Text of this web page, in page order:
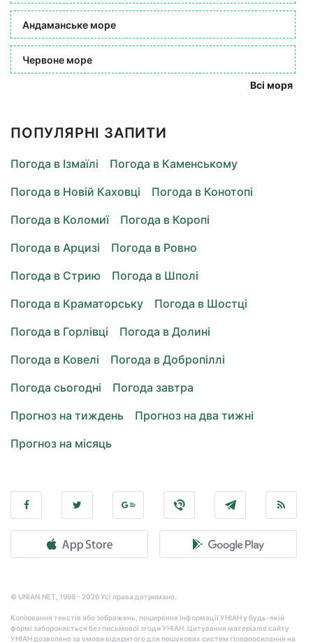
Андаманське море
Червоне море
Всі моря
ПОПУЛЯРНІ ЗАПИТИ
Погода в Ізмаїлі
Погода в Каменському
Погода в Новій Каховці
Погода в Конотопі
Погода в Коломиї
Погода в Коропі
Погода в Арцизі
Погода в Ровно
Погода в Стрию
Погода в Шполі
Погода в Краматорську
Погода в Шостці
Погода в Горлівці
Погода в Долині
Погода в Ковелі
Погода в Добропіллі
Погода сьогодні
Погода завтра
Прогноз на тиждень
Прогноз на два тижні
Прогноз на місяць
© UNIAN.NET, 1998 - 2026 Усі права дотримано.
Копіювання текстів або зображень, поширення інформації УНІАН у будь-якій
формі забороняється без письмової згоди УНІАН. Цитування матеріалів сайту
УНІАН дозволено за умови відкритого для пошукових систем гіперпосилання на